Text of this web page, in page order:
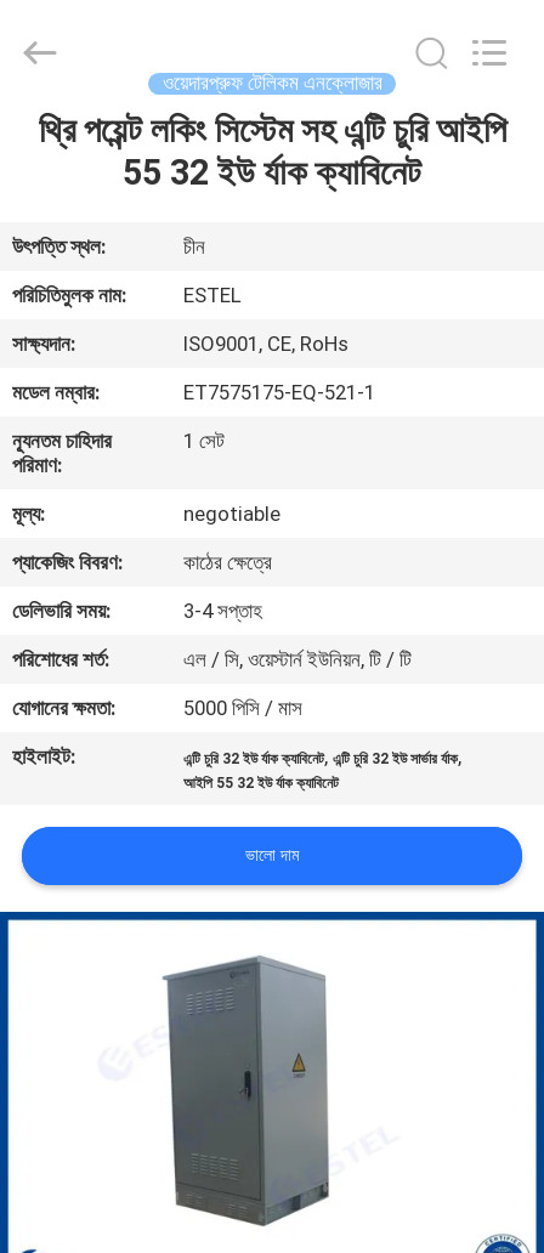
বাড়ি
আমাদের
সম্পর্কে
কারখানা
ভ্রমণ
মান
নিয়ন্ত্রণ
যোগাযোগ
করুন
খবর
উদ্ধৃতির
জন্য
আবেদন
TECHNOLOGY
Reserved.
ওয়েদারপ্রুফ টেলিকম এনক্লোজার
থ্রি পয়েন্ট লকিং সিস্টেম সহ এন্টি চুরি আইপি
55 32 ইউ র্যাক ক্যাবিনেট
উৎপত্তি স্থল:
চীন
পরিচিতিমুলক নাম:
ESTEL
সাক্ষ্যদান:
ISO9001, CE, RoHs
মডেল নম্বার:
ET7575175-EQ-521-1
ন্যূনতম চাহিদার
পরিমাণ:
1 সেট
মূল্য:
negotiable
প্যাকেজিং বিবরণ:
কাঠের ক্ষেত্রে
ডেলিভারি সময়:
3-4 সপ্তাহ
পরিশোধের শর্ত:
এল / সি, ওয়েস্টার্ন ইউনিয়ন, টি / টি
যোগানের ক্ষমতা:
5000 পিসি / মাস
হাইলাইট:
এন্টি চুরি 32 ইউ র্যাক ক্যাবিনেট,এন্টি চুরি 32 ইউ সার্ভার র্যাক,
আইপি 55 32 ইউ র্যাক ক্যাবিনেট
ভালো দাম